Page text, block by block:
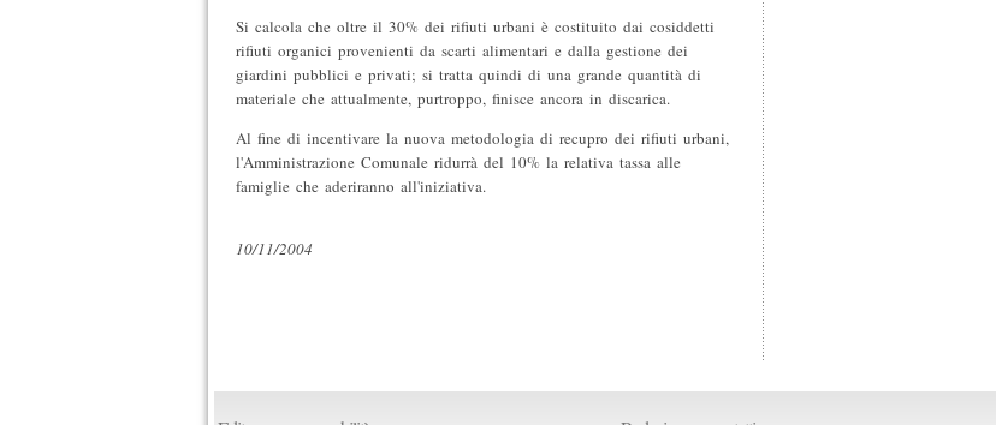
Si calcola che oltre il 30% dei rifiuti urbani è costituito dai cosiddetti
rifiuti organici provenienti da scarti alimentari e dalla gestione dei
giardini pubblici e privati; si tratta quindi di una grande quantità di
materiale che attualmente, purtroppo, finisce ancora in discarica.
Al fine di incentivare la nuova metodologia di recupro dei rifiuti urbani,
l'Amministrazione Comunale ridurrà del 10% la relativa tassa alle
famiglie che aderiranno all'iniziativa.
10/11/2004